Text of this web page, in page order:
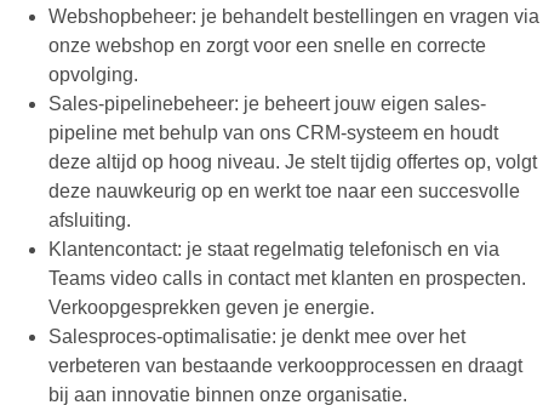
Webshopbeheer: je behandelt bestellingen en vragen via
onze webshop en zorgt voor een snelle en correcte
opvolging.
Sales-pipelinebeheer: je beheert jouw eigen sales-
pipeline met behulp van ons CRM-systeem en houdt
deze altijd op hoog niveau. Je stelt tijdig offertes op, volgt
deze nauwkeurig op en werkt toe naar een succesvolle
afsluiting.
Klantencontact: je staat regelmatig telefonisch en via
Teams video calls in contact met klanten en prospecten.
Verkoopgesprekken geven je energie.
Salesproces-optimalisatie: je denkt mee over het
verbeteren van bestaande verkoopprocessen en draagt
bij aan innovatie binnen onze organisatie.